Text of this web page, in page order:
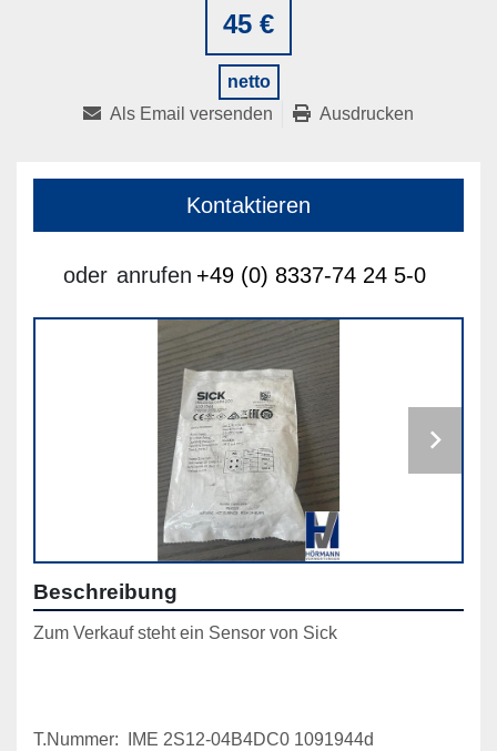
45 €
netto
Als Email versenden Ausdrucken
Kontaktieren
oder anrufen +49 (0) 8337-74 24 5-0
Beschreibung
Zum Verkauf steht ein Sensor von Sick
T.Nummer:  IME 2S12-04B4DC0 1091944d